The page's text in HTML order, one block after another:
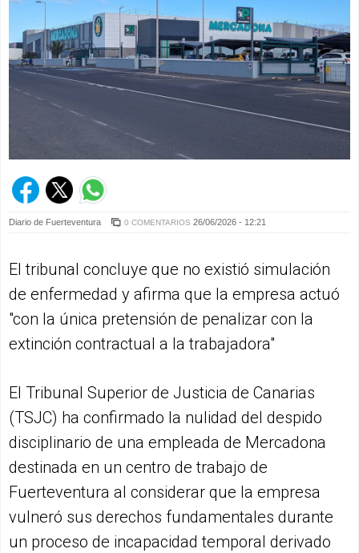
Diario de Fuerteventura 0 COMENTARIOS 26/06/2026 - 12:21
El tribunal concluye que no existió simulación
de enfermedad y afirma que la empresa actuó
"con la única pretensión de penalizar con la
extinción contractual a la trabajadora"
El Tribunal Superior de Justicia de Canarias
(TSJC) ha confirmado la nulidad del despido
disciplinario de una empleada de Mercadona
destinada en un centro de trabajo de
Fuerteventura al considerar que la empresa
vulneró sus derechos fundamentales durante
un proceso de incapacidad temporal derivado